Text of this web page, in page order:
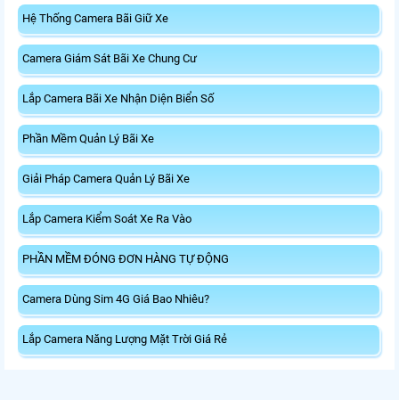
Hệ Thống Camera Bãi Giữ Xe
Camera Giám Sát Bãi Xe Chung Cư
Lắp Camera Bãi Xe Nhận Diện Biển Số
Phần Mềm Quản Lý Bãi Xe
Giải Pháp Camera Quản Lý Bãi Xe
Lắp Camera Kiểm Soát Xe Ra Vào
PHẦN MỀM ĐÓNG ĐƠN HÀNG TỰ ĐỘNG
Camera Dùng Sim 4G Giá Bao Nhiêu?
Lắp Camera Năng Lượng Mặt Trời Giá Rẻ